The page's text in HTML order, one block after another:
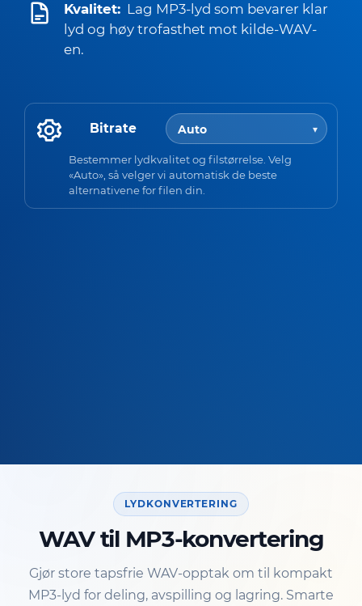
Kvalitet: Lag MP3-lyd som bevarer klar
lyd og høy trofasthet mot kilde-WAV-
en.
Bitrate
Bestemmer lydkvalitet og filstørrelse. Velg
«Auto», så velger vi automatisk de beste
alternativene for filen din.
LYDKONVERTERING
WAV til MP3-konvertering
Gjør store tapsfrie WAV-opptak om til kompakt
MP3-lyd for deling, avspilling og lagring. Smarte